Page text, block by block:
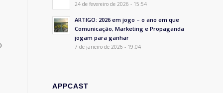
24 de fevereiro de 2026 - 15:54
ARTIGO: 2026 em jogo – o ano em que
Comunicação, Marketing e Propaganda
jogam para ganhar
7 de janeiro de 2026 - 19:04
APPCAST